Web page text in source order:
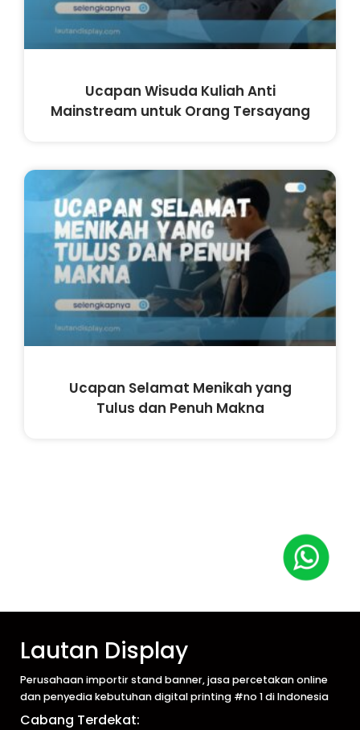
Ucapan Wisuda Kuliah Anti
Mainstream untuk Orang Tersayang
Ucapan Selamat Menikah yang
Tulus dan Penuh Makna
Lautan Display
Perusahaan importir stand banner, jasa percetakan online
dan penyedia kebutuhan digital printing #no 1 di Indonesia
Cabang Terdekat: